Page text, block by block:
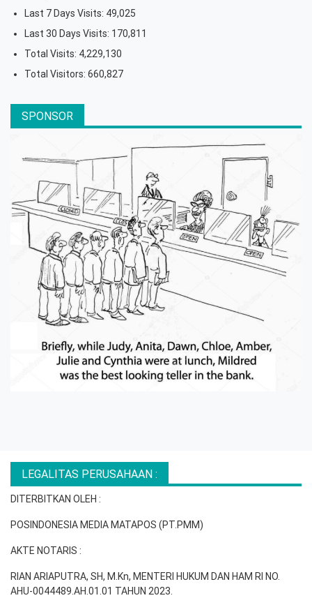
Last 7 Days Visits: 49,025
Last 30 Days Visits: 170,811
Total Visits: 4,229,130
Total Visitors: 660,827
SPONSOR
LEGALITAS PERUSAHAAN :
DITERBITKAN OLEH :
POSINDONESIA MEDIA MATAPOS (PT.PMM)
AKTE NOTARIS :
RIAN ARIAPUTRA, SH, M.Kn, MENTERI HUKUM DAN HAM RI NO.
AHU-0044489.AH.01.01 TAHUN 2023.